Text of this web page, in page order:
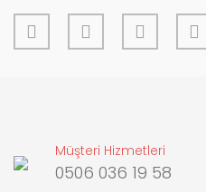
Müşteri Hizmetleri
0506 036 19 58